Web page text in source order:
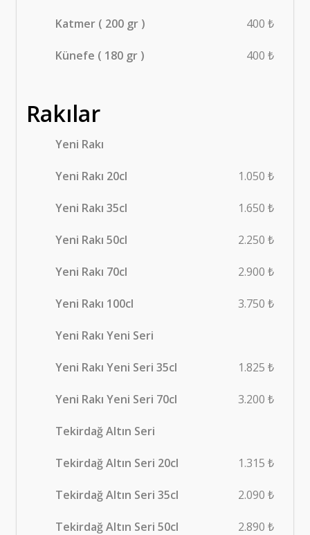
Katmer ( 200 gr ) 400 ₺
Künefe ( 180 gr ) 400 ₺
Rakılar
Yeni Rakı
Yeni Rakı 20cl 1.050 ₺
Yeni Rakı 35cl 1.650 ₺
Yeni Rakı 50cl 2.250 ₺
Yeni Rakı 70cl 2.900 ₺
Yeni Rakı 100cl 3.750 ₺
Yeni Rakı Yeni Seri
Yeni Rakı Yeni Seri 35cl 1.825 ₺
Yeni Rakı Yeni Seri 70cl 3.200 ₺
Tekirdağ Altın Seri
Tekirdağ Altın Seri 20cl 1.315 ₺
Tekirdağ Altın Seri 35cl 2.090 ₺
Tekirdağ Altın Seri 50cl 2.890 ₺